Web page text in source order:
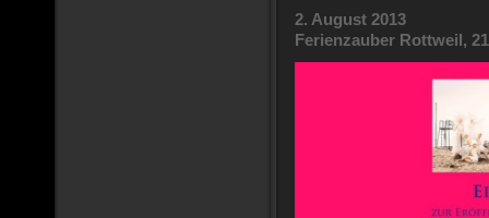
2. August 2013
Ferienzauber Rottweil,